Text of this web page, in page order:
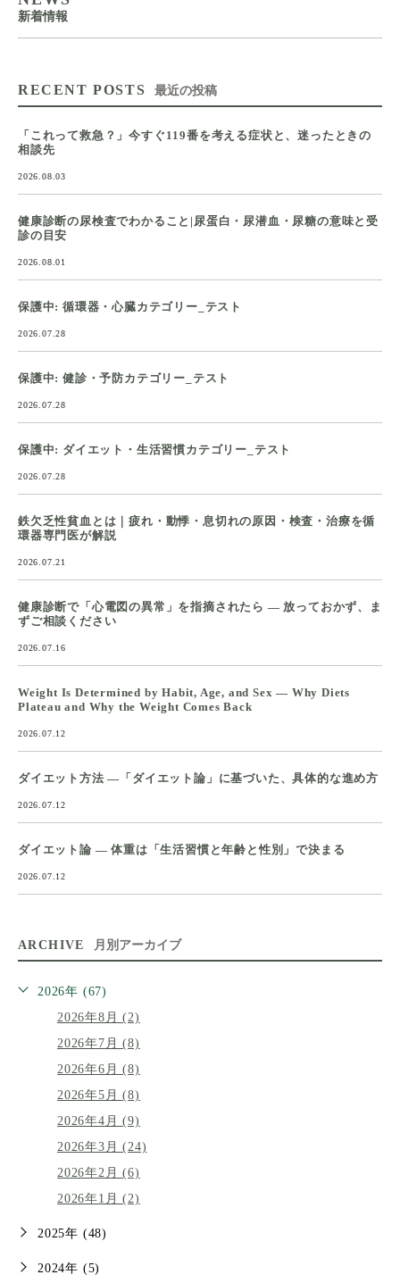
新着情報
RECENT POSTS 最近の投稿
「これって救急？」今すぐ119番を考える症状と、迷ったときの
相談先
2026.08.03
健康診断の尿検査でわかること|尿蛋白・尿潜血・尿糖の意味と受
診の目安
2026.08.01
保護中: 循環器・心臓カテゴリー_テスト
2026.07.28
保護中: 健診・予防カテゴリー_テスト
2026.07.28
保護中: ダイエット・生活習慣カテゴリー_テスト
2026.07.28
鉄欠乏性貧血とは｜疲れ・動悸・息切れの原因・検査・治療を循
環器専門医が解説
2026.07.21
健康診断で「心電図の異常」を指摘されたら ― 放っておかず、ま
ずご相談ください
2026.07.16
Weight Is Determined by Habit, Age, and Sex — Why Diets
Plateau and Why the Weight Comes Back
2026.07.12
ダイエット方法 ―「ダイエット論」に基づいた、具体的な進め方
2026.07.12
ダイエット論 ― 体重は「生活習慣と年齢と性別」で決まる
2026.07.12
ARCHIVE 月別アーカイブ
2026年 (67)
2026年8月 (2)
2026年7月 (8)
2026年6月 (8)
2026年5月 (8)
2026年4月 (9)
2026年3月 (24)
2026年2月 (6)
2026年1月 (2)
2025年 (48)
2024年 (5)